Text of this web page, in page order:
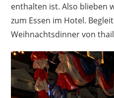
enthalten ist. Also blieben
zum Essen im Hotel.
Weihnachtsdinner von